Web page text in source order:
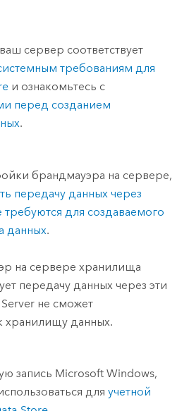
сервер соответствует
требованиям для
и ознакомьтесь с
перед созданием
.
брандмауэра на сервере,
передачу данных через
для создаваемого
данных.
на сервере хранилища
передачу данных через эти
Serverне сможет
хранилищу данных.
запись Microsoft Windows,
для учетной